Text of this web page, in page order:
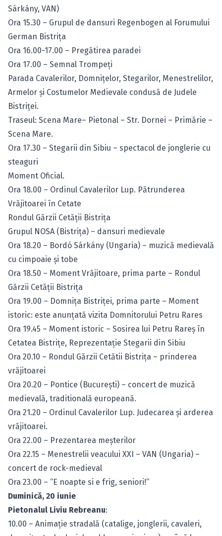
Sárkány, VAN)
Ora 15.30 – Grupul de dansuri Regenbogen al Forumului
German Bistriţa
Ora 16.00-17.00 – Pregătirea paradei
Ora 17.00 – Semnal Trompeţi
Parada Cavalerilor, Domniţelor, Stegarilor, Menestrelilor,
Armelor şi Costumelor Medievale condusă de Judele
Bistriţei.
Traseul: Scena Mare– Pietonal – Str. Dornei – Primărie –
Scena Mare.
Ora 17.30 – Stegarii din Sibiu – spectacol de jonglerie cu
steaguri
Moment Oficial.
Ora 18.00 – Ordinul Cavalerilor Lup. Pătrunderea
Vrăjitoarei în Cetate
Rondul Gărzii Cetăţii Bistriţa
Grupul NOSA (Bistriţa) – dansuri medievale
Ora 18.20 – Bordó Sárkány (Ungaria) – muzică medievală
cu cimpoaie şi tobe
Ora 18.50 – Moment Vrăjitoare, prima parte – Rondul
Gărzii Cetăţii Bistriţa
Ora 19.00 – Domniţa Bistriţei, prima parte – Moment
istoric: este anunţată vizita Domnitorului Petru Rares
Ora 19.45 – Moment istoric – Sosirea lui Petru Rareş în
Cetatea Bistriţe, Reprezentaţie Stegarii din Sibiu
Ora 20.10 – Rondul Gărzii Cetătii Bistriţa – prinderea
vrăjitoarei
Ora 20.20 – Pontice (Bucureşti) – concert de muzică
medievală, traditională europeană.
Ora 21.20 – Ordinul Cavalerilor Lup. Judecarea şi arderea
vrăjitoarei.
Ora 22.00 – Prezentarea meşterilor
Ora 22.15 – Menestrelii veacului XXI – VAN (Ungaria) –
concert de rock-medieval
Ora 23.00 – “E noapte si e frig, seniori!“
Duminică, 20 iunie
Pietonalul Liviu Rebreanu:
10.00 – Animaţie stradală (catalige, jonglerii, cavaleri,